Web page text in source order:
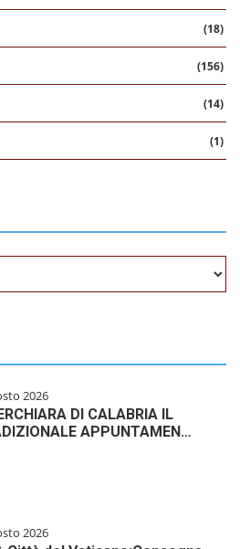
(18)
(156)
(14)
(1)
2026
DI CALABRIA IL
APPUNTAMEN…
2026